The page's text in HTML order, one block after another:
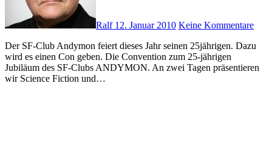
Ralf 12. Januar 2010 Keine Kommentare
Der SF-Club Andymon feiert dieses Jahr seinen 25jährigen. Dazu
wird es einen Con geben. Die Convention zum 25-jährigen
Jubiläum des SF-Clubs ANDYMON. An zwei Tagen präsentieren
wir Science Fiction und…